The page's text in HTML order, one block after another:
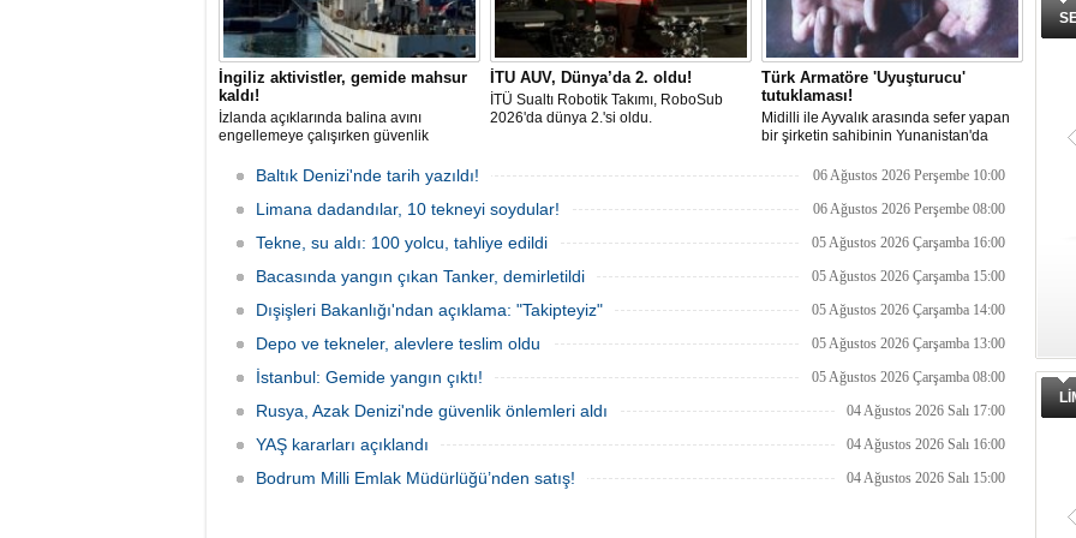
İngiliz aktivistler, gemide mahsur
kaldı!
İzlanda açıklarında balina avını
engellemeye çalışırken güvenlik
protesto gemisindeki 21 çevre aktivisti,
günlerdir gemiden çıkmalarına izin
verilmediğini ve temel haklarının ihlal
Britanyalı aktivist de bulunuyor.
İTU AUV, Dünya’da 2. oldu!
İTÜ Sualtı Robotik Takımı, RoboSub
2026'da dünya 2.'si oldu.
Türk Armatöre 'Uyuşturucu'
tutuklaması!
Midilli ile Ayvalık arasında sefer yapan
bir şirketin sahibinin Yunanistan'da
Baltık Denizi'nde tarih yazıldı! 06 Ağustos 2026 Perşembe 10:00
Limana dadandılar, 10 tekneyi soydular! 06 Ağustos 2026 Perşembe 08:00
Tekne, su aldı: 100 yolcu, tahliye edildi 05 Ağustos 2026 Çarşamba 16:00
Bacasında yangın çıkan Tanker, demirletildi 05 Ağustos 2026 Çarşamba 15:00
Dışişleri Bakanlığı'ndan açıklama: "Takipteyiz" 05 Ağustos 2026 Çarşamba 14:00
Depo ve tekneler, alevlere teslim oldu 05 Ağustos 2026 Çarşamba 13:00
İstanbul: Gemide yangın çıktı! 05 Ağustos 2026 Çarşamba 08:00
Rusya, Azak Denizi'nde güvenlik önlemleri aldı 04 Ağustos 2026 Salı 17:00
YAŞ kararları açıklandı 04 Ağustos 2026 Salı 16:00
Bodrum Milli Emlak Müdürlüğü’nden satış! 04 Ağustos 2026 Salı 15:00